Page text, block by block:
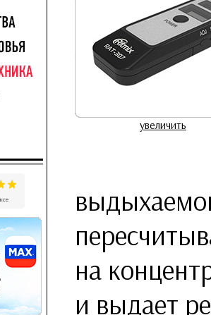
увеличить
на
и выдает